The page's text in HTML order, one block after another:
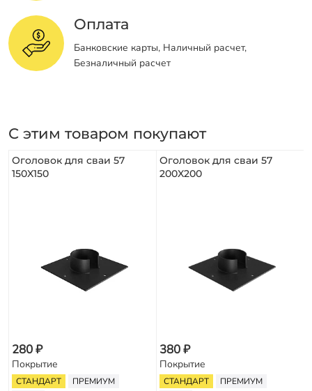
Оплата
Банковские карты, Наличный расчет,
Безналичный расчет
С этим товаром покупают
Оголовок для сваи 57
150X150
280 ₽
Покрытие
СТАНДАРТ
ПРЕМИУМ
Оголовок для сваи 57
200X200
380 ₽
Покрытие
СТАНДАРТ
ПРЕМИУМ